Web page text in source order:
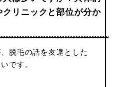
リニックと部位が分か
脱毛の話を友達とした
です。